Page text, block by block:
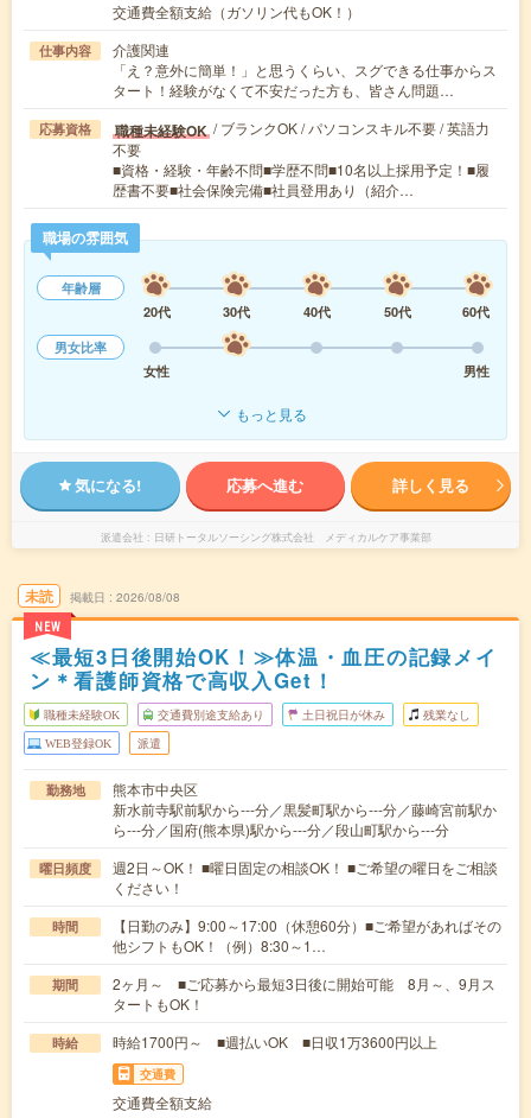
交通費全額支給（ガソリン代もOK！）
仕事内容
介護関連
「え？意外に簡単！」と思うくらい、スグできる仕事からス
タート！経験がなくて不安だった方も、皆さん問題…
応募資格 職種未経験OK / ブランクOK / パソコンスキル不要 / 英語力
不要
■資格・経験・年齢不問■学歴不問■10名以上採用予定！■履
歴書不要■社会保険完備■社員登用あり（紹介…
職場の雰囲気
年齢層
20代
30代 40代 50代
60代
男女比率
女性
男性
もっと見る
気になる! 応募へ進む 詳しく見る
派遣会社 日研トータルソーシング株式会社 メディカルケア事業部
未読
NEW
掲載日 2026/08/08
≪最短3日後開始OK！≫体温・血圧の記録メイ
ン＊看護師資格で高収入Get！
職種未経験OK 交通費別途支給あり 土日祝日が休み 残業なし
WEB登録OK 派遣
勤務地
熊本市中央区
新水前寺駅前駅から---分／黒髪町駅から---分／藤崎宮前駅か
ら---分／国府(熊本県)駅から---分／段山町駅から---分
曜日頻度
週2日～OK！ ■曜日固定の相談OK！ ■ご希望の曜日をご相談
ください！
時間
【日勤のみ】9:00～17:00（休憩60分）■ご希望があればその
他シフトもOK！（例）8:30～1…
期間
2ヶ月～ ■ご応募から最短3日後に開始可能 8月～、9月ス
タートもOK！
時給 時給1700円～ ■週払いOK ■日収1万3600円以上
交通費
交通費全額支給